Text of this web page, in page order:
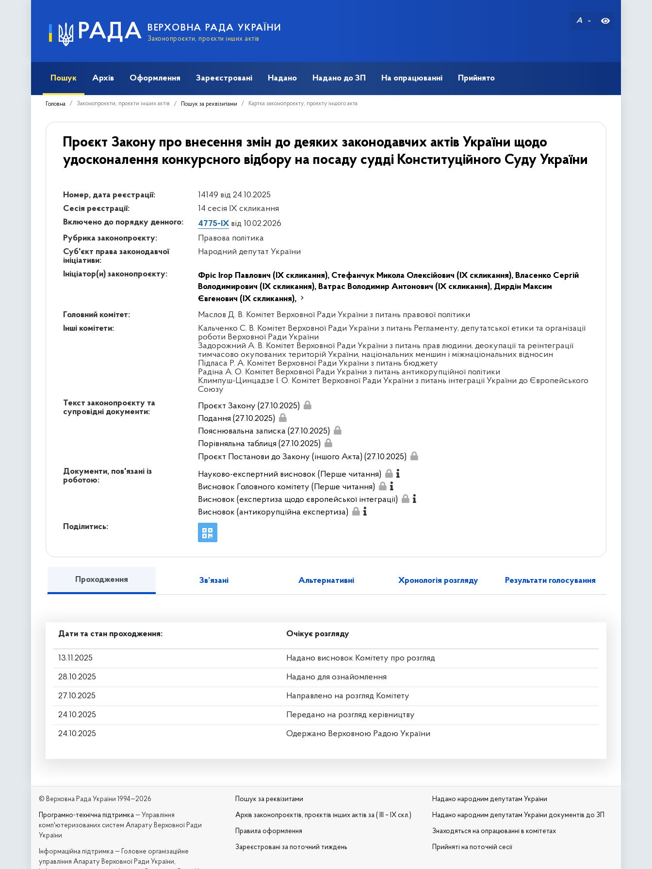
РАДА ВЕРХОВНА РАДА УКРАЇНИ
Законопроєкти, проєкти інших актів
A
Пошук Архів Оформлення Зареєстровані Надано Надано до ЗП На опрацюванні Прийнято
Головна Законопроєкти, проєкти інших актів Пошук за реквізитами Картка законопроєкту, проєкту іншого акта
Проєкт Закону про внесення змін до деяких законодавчих актів України щодо
удосконалення конкурсного відбору на посаду судді Конституційного Суду України
Номер, дата реєстрації:
14149 від 24.10.2025
Сесія реєстрації:
14 сесія IX скликання
Включено до порядку денного:
4775-IX від 10.02.2026
Рубрика законопроєкту:
Правова політика
Суб'єкт права законодавчої
ініціативи:
Народний депутат України
Ініціатор(и) законопроєкту: Фріс Ігор Павлович (IX скликання), Стефанчук Микола Олексійович (IX скликання), Власенко Сергій
Володимирович (IX скликання), Ватрас Володимир Антонович (IX скликання), Дирдін Максим
Євгенович (IX скликання),
Головний комітет:
Маслов Д. В. Комітет Верховної Ради України з питань правової політики
Інші комітети:
Кальченко С. В. Комітет Верховної Ради України з питань Регламенту, депутатської етики та організації
роботи Верховної Ради України
Задорожний А. В. Комітет Верховної Ради України з питань прав людини, деокупації та реінтеграції
тимчасово окупованих територій України, національних меншин і міжнаціональних відносин
Підласа Р. А. Комітет Верховної Ради України з питань бюджету
Радіна А. О. Комітет Верховної Ради України з питань антикорупційної політики
Климпуш-Цинцадзе І. О. Комітет Верховної Ради України з питань інтеграції України до Європейського
Союзу
Текст законопроєкту та
супровідні документи:
Проєкт Закону (27.10.2025)
Подання (27.10.2025)
Пояснювальна записка (27.10.2025)
Порівняльна таблиця (27.10.2025)
Проєкт Постанови до Закону (іншого Акта) (27.10.2025)
Документи, пов'язані із
роботою:
Науково-експертний висновок (Перше читання)
Висновок Головного комітету (Перше читання)
Висновок (експертиза щодо європейської інтеграції)
Висновок (антикорупційна експертиза)
Поділитись:
Проходження Зв’язані Альтернативні Хронологія розгляду Результати голосування
Дати та стан проходження: Очікує розгляду
13.11.2025 Надано висновок Комітету про розгляд
28.10.2025 Надано для ознайомлення
27.10.2025 Направлено на розгляд Комітету
24.10.2025 Передано на розгляд керівництву
24.10.2025 Одержано Верховною Радою України
© Верховна Рада України 1994—2026
Програмно-технічна підтримка — Управління
комп'ютеризованих систем Апарату Верховної Ради
України
Iнформаційна підтримка — Головне організаційне
управління Апарату Верховної Ради України,
Пошук за реквізитами
Архів законопроєктів, проєктів інших актів за ( III – IX скл.)
Правила оформлення
Зареєстровані за поточний тиждень
Надано народним депутатам України
Надано народним депутатам України документів до ЗП
Знаходяться на опрацюванні в комітетах
Прийняті на поточній сесії